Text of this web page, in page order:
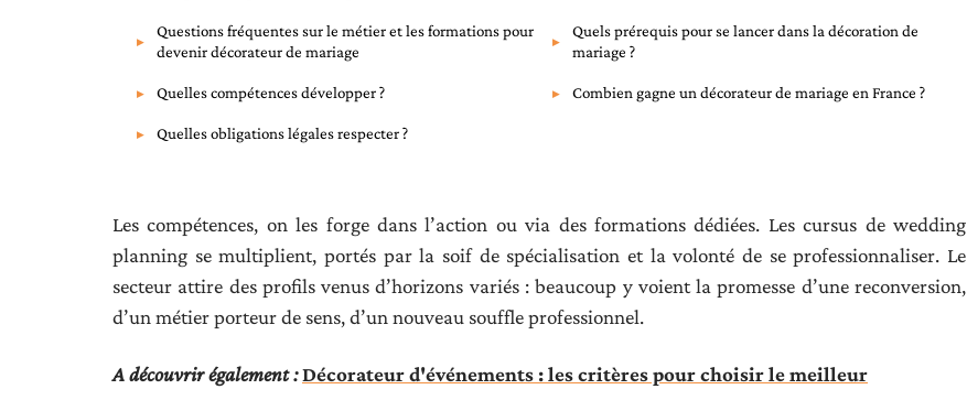
Questions fréquentes sur le métier et les formations pour
devenir décorateur de mariage
Quels prérequis pour se lancer dans la décoration de
mariage ?
Quelles compétences développer ? Combien gagne un décorateur de mariage en France ?
Quelles obligations légales respecter ?
Les compétences, on les forge dans l’action ou via des formations dédiées. Les cursus de wedding
planning se multiplient, portés par la soif de spécialisation et la volonté de se professionnaliser. Le
secteur attire des profils venus d’horizons variés : beaucoup y voient la promesse d’une reconversion,
d’un métier porteur de sens, d’un nouveau souffle professionnel.
A découvrir également :Décorateur d'événements : les critères pour choisir le meilleur